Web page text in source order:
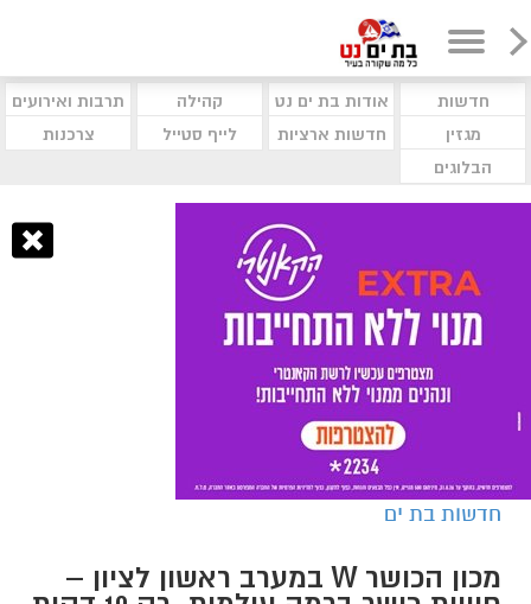
חדשות אודות בת ים נט קהילה
תרבות ואירועים
מגזין
חדשות ארציות לייף סטייל
צרכנות
הבלוגים
חדשות בת ים
מכון הכושר W במערב ראשון לציון –